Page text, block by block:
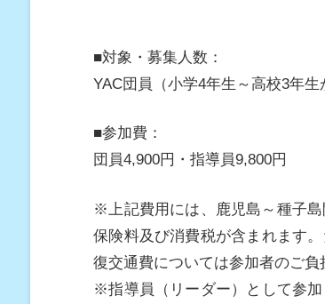
■対象・募集人数：
YAC団員（小学4年生～高校3年
■参加費：
団員4,900円・指導員9,800円
※上記費用には、鹿児島～種子島
保険料及び消費税が含まれます
復交通費については参加者のご
※指導員（リーダー）として参